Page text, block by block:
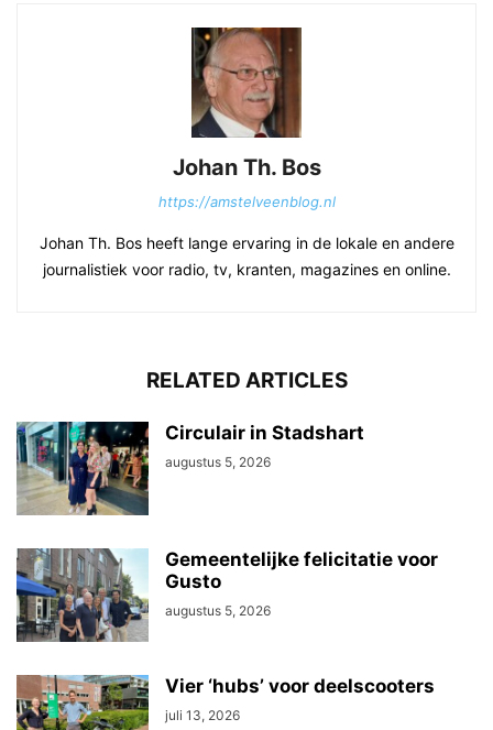
Johan Th. Bos
https://amstelveenblog.nl
Johan Th. Bos heeft lange ervaring in de lokale en andere
journalistiek voor radio, tv, kranten, magazines en online.
RELATED ARTICLES
Circulair in Stadshart
augustus 5, 2026
Gemeentelijke felicitatie voor
Gusto
augustus 5, 2026
Vier ‘hubs’ voor deelscooters
juli 13, 2026